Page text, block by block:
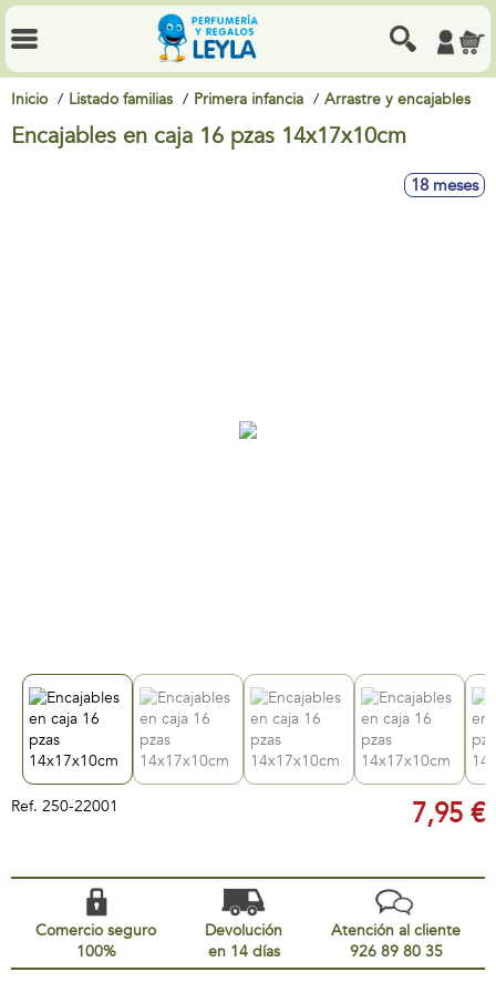
Inicio Listado familias Primera infancia Arrastre y encajables
Encajables en caja 16 pzas 14x17x10cm
18 meses
Ref. 250-22001 7,95 €
Comercio seguro
100%
Devolución
en 14 días
Atención al cliente
926 89 80 35